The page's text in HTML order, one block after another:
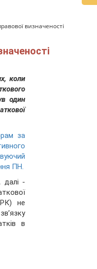
визначеності
коли
один
за
ПН.
далі -
РК) не
в